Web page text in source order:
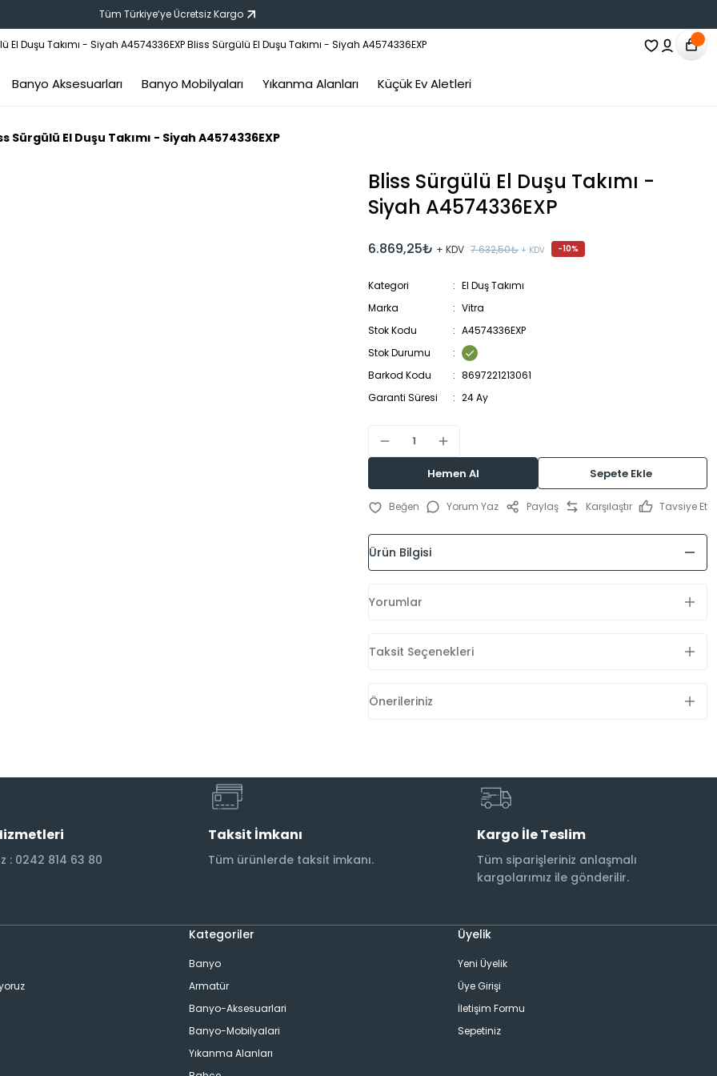
Tüm Türkiye‘ye Ücretsiz Kargo
Banyo Aksesuarları Banyo Mobilyaları Yıkanma Alanları Küçük Ev Aletleri
Sürgülü El Duşu Takımı - Siyah A4574336EXP
Bliss Sürgülü El Duşu Takımı -
Siyah A4574336EXP
6.869,25₺ + KDV 7.632,50₺ + KDV -10%
Kategori
El Duş Takımı
Marka
Vitra
Stok Kodu
A4574336EXP
Stok Durumu
Barkod Kodu
8697221213061
Garanti Süresi
24 Ay
Hemen Al Sepete Ekle
Yorum Yaz Paylaş Karşılaştır Tavsiye Et
Ürün Bilgisi
Yorumlar
Taksit Seçenekleri
Önerileriniz
: 0242 814 63 80
Taksit İmkanı
Tüm ürünlerde taksit imkanı.
Kargo İle Teslim
Tüm siparişleriniz anlaşmalı
kargolarımız ile gönderilir.
Kategoriler
Banyo
Armatür
Banyo-Aksesuarlari
Banyo-Mobilyalari
Yıkanma Alanları
Üyelik
Yeni Üyelik
Üye Girişi
İletişim Formu
Sepetiniz